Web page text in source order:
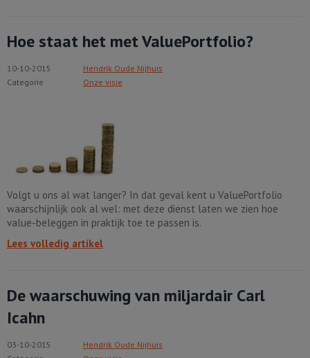
Hoe staat het met ValuePortfolio?
10-10-2015
Hendrik Oude Nijhuis
Categorie
Onze visie
Volgt u ons al wat langer? In dat geval kent u ValuePortfolio
waarschijnlijk ook al wel: met deze dienst laten we zien hoe
value-beleggen in praktijk toe te passen is.
Lees volledig artikel
De waarschuwing van miljardair Carl
Icahn
03-10-2015
Hendrik Oude Nijhuis